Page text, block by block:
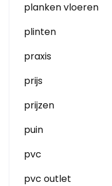
planken vloeren
plinten
praxis
prijs
prijzen
puin
pvc
pvc outlet